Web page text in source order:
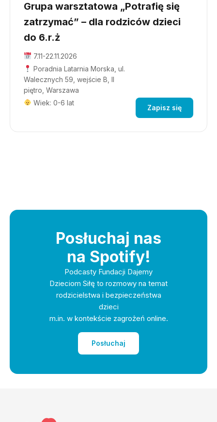
Grupa warsztatowa „Potrafię się
zatrzymać” – dla rodziców dzieci
do 6.r.ż
7.11-22.11.2026
Poradnia Latarnia Morska, ul.
Walecznych 59, wejście B, II
piętro, Warszawa
Wiek: 0-6 lat
Zapisz się
Posłuchaj nas
na Spotify!
Podcasty Fundacji Dajemy
Dzieciom Siłę to rozmowy na temat
rodzicielstwa i bezpieczeństwa
dzieci
m.in. w kontekście zagrożeń online.
Posłuchaj